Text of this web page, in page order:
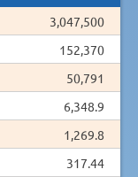
3,047,500
152,370
50,791
6,348.9
1,269.8
317.44